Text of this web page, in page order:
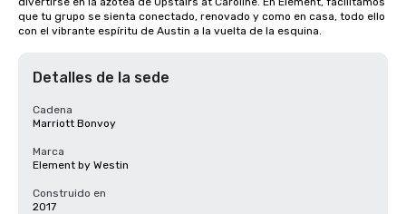
que tu grupo se sienta conectado, renovado y como en casa, todo ello
con el vibrante espíritu de Austin a la vuelta de la esquina.
Detalles de la sede
Cadena
Marriott Bonvoy
Marca
Element by Westin
Construido en
2017